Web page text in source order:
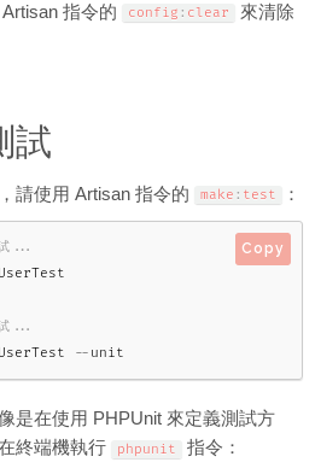
指令的
config : clear
來清除
試
請使用 Artisan 指令的 make : test ：
-- unit
Copy
是在使用 PHPUnit 來定義測試方
終端機執行
phpunit 指令：